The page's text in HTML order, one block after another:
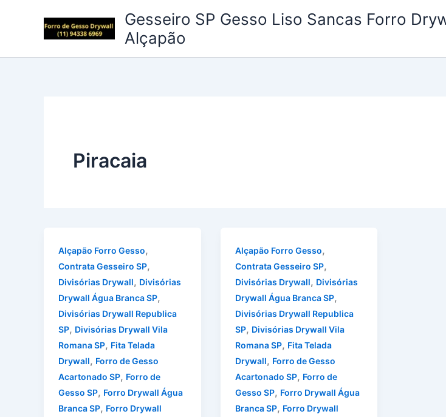
conteúdo
Gesseiro SP Gesso Liso Sancas Forro
Alçapão
Piracaia
Alçapão Forro Gesso,
Contrata Gesseiro SP,
Divisórias Drywall, Divisórias
Drywall Água Branca SP,
Divisórias Drywall Republica
SP, Divisórias Drywall Vila
Romana SP, Fita Telada
Drywall, Forro de Gesso
Acartonado SP, Forro de
Gesso SP, Forro Drywall Água
Branca SP, Forro Drywall
Alçapão Forro Gesso,
Contrata Gesseiro SP,
Divisórias Drywall, Divisórias
Drywall Água Branca SP,
Divisórias Drywall Republica
SP, Divisórias Drywall Vila
Romana SP, Fita Telada
Drywall, Forro de Gesso
Acartonado SP, Forro de
Gesso SP, Forro Drywall Água
Branca SP, Forro Drywall